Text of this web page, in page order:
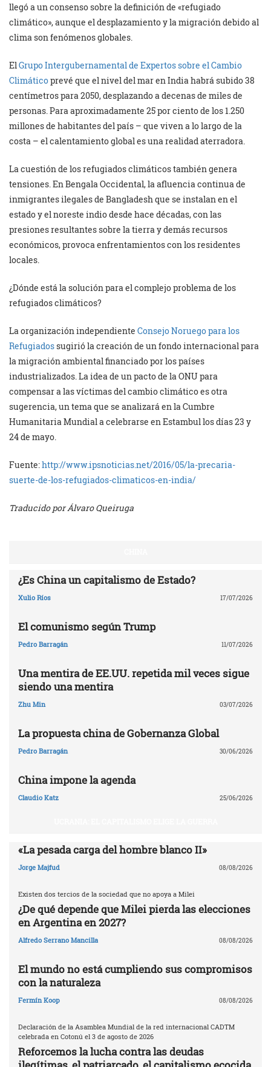
llegó a un consenso sobre la definición de «refugiado
climático», aunque el desplazamiento y la migración debido al
clima son fenómenos globales.
ElGrupo Intergubernamental de Expertos sobre el Cambio
Climáticoprevé que el nivel del mar en India habrá subido 38
centímetros para 2050, desplazando a decenas de miles de
personas. Para aproximadamente 25 por ciento de los 1.250
millones de habitantes del país – que viven a lo largo de la
costa – el calentamiento global es una realidad aterradora.
La cuestión de los refugiados climáticos también genera
tensiones. En Bengala Occidental, la afluencia continua de
inmigrantes ilegales de Bangladesh que se instalan en el
estado y el noreste indio desde hace décadas, con las
presiones resultantes sobre la tierra y demás recursos
económicos, provoca enfrentamientos con los residentes
locales.
¿Dónde está la solución para el complejo problema de los
refugiados climáticos?
La organización independiente Consejo Noruego para los
Refugiadossugirió la creación de un fondo internacional para
la migración ambiental financiado por los países
industrializados. La idea de un pacto de la ONU para
compensar a las víctimas del cambio climático es otra
sugerencia, un tema que se analizará en la Cumbre
Humanitaria Mundial a celebrarse en Estambul los días 23 y
24 de mayo.
Fuente:http://www.ipsnoticias.net/2016/05/la-precaria-
suerte-de-los-refugiados-climaticos-en-india/
Traducido por Álvaro Queiruga
¿Es China un capitalismo de Estado?
Xulio Ríos 17/07/2026
El comunismo según Trump
Pedro Barragán 11/07/2026
Una mentira de EE.UU. repetida mil veces sigue
siendo una mentira
Zhu Min 03/07/2026
La propuesta china de Gobernanza Global
Pedro Barragán 30/06/2026
China impone la agenda
Claudio Katz 25/06/2026
«La pesada carga del hombre blanco II»
Jorge Majfud 08/08/2026
Existen dos tercios de la sociedad que no apoya a Milei
¿De qué depende que Milei pierda las elecciones
en Argentina en 2027?
Alfredo Serrano Mancilla 08/08/2026
El mundo no está cumpliendo sus compromisos
con la naturaleza
Fermín Koop 08/08/2026
Declaración de la Asamblea Mundial de la red internacional CADTM
celebrada en Cotonú el 3 de agosto de 2026
Reforcemos la lucha contra las deudas